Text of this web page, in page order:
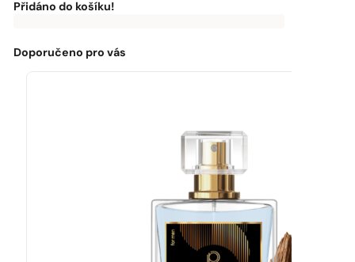
Přidáno do košíku!
zdarma
chybí:
zdarma
Doporučeno pro vás